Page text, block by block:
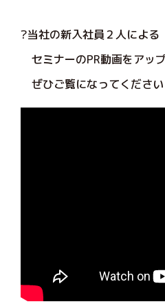
?当社の新入社員２人による
セミナーのPR動画をアッ
ぜひご覧になってください